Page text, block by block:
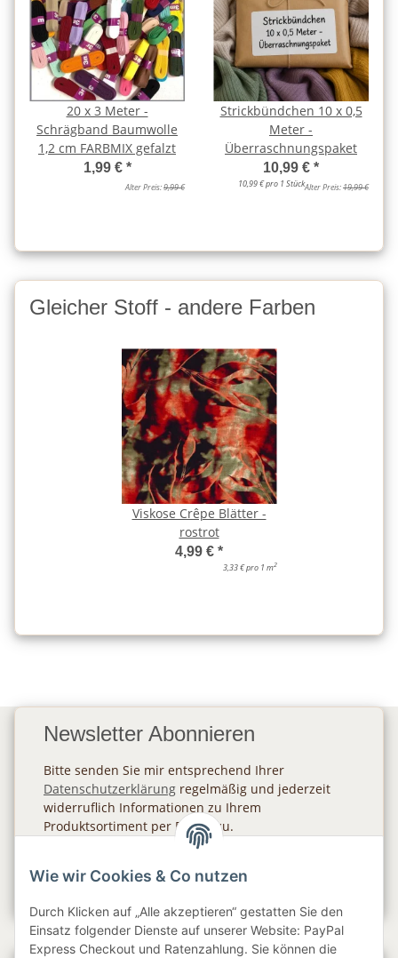
20 x 3 Meter -
Schrägband Baumwolle
1,2 cm FARBMIX gefalzt
1,99 € *
Alter Preis:9,99 €
Strickbündchen 10 x 0,5
Meter -
Überraschnungspaket
10,99 € *
10,99 € pro 1 StückAlter Preis:19,99 €
Gleicher Stoff - andere Farben
Viskose Crêpe Blätter -
rostrot
4,99 € *
3,33 € pro 1 m2
Newsletter Abonnieren
Bitte senden Sie mir entsprechend Ihrer
Datenschutzerklärung regelmäßig und jederzeit
widerruflich Informationen zu Ihrem
Produktsortiment per E-Mail zu.
Wie wir Cookies & Co nutzen
Durch Klicken auf „Alle akzeptieren“ gestatten Sie den
Einsatz folgender Dienste auf unserer Website: PayPal
Express Checkout und Ratenzahlung. Sie können die